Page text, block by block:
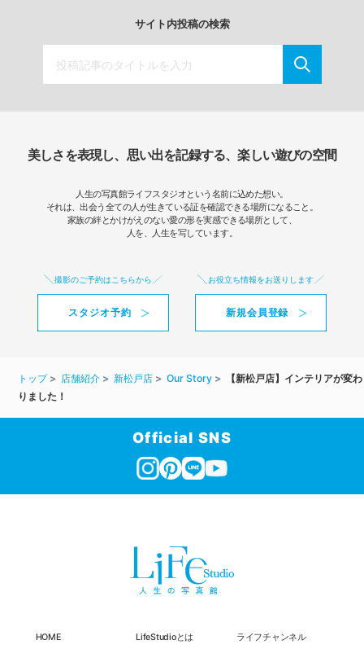
サイト内投稿の検索
美しさを表現し、思い出を記録する、楽しい遊びの空間
人生の写真館ライフスタジオという名前に込めた想い。
それは、出会う全ての人が生きている証を確認できる場所になること。
家族の絆とかけがえのない愛の形を実感できる場所として、
人を、人生を写しています。
撮影のご予約はこちらから
スタジオ予約
お役立ち情報をお送りします
新規会員登録
トップ 店舗紹介 新松戸店 Our Story
【新松戸店】インテリアが変わ
りました！
Official SNS
HOME LifeStudioとは ライフチャンネル